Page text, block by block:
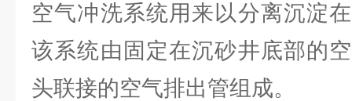
空气冲洗系统用来以分离沉淀
该系统由固定在沉砂井底部的
头联接的空气排出管组成。